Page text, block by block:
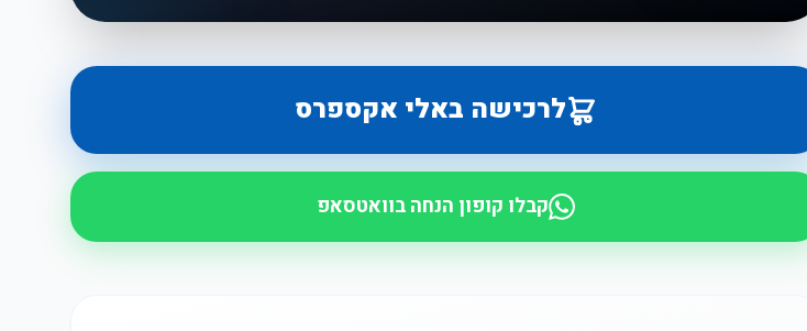
לרכישה באלי אקספרס
קבלו קופון הנחה בוואטסאפ